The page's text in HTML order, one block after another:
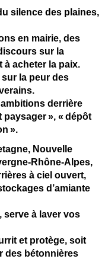
silence des plaines,
en mairie, des
sur la
à acheter la paix.
la peur des
derrière
paysager», « dépôt
».
Nouvelle
Rhône-Alpes,
à ciel ouvert,
d’amiante
serve à laver vos
et protège, soit
des bétonnières